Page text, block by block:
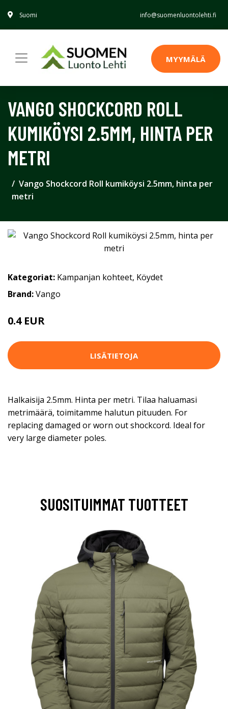
Suomi info@suomenluontolehti.fi
MYYMÄLÄ
VANGO SHOCKCORD ROLL
KUMIKÖYSI 2.5MM, HINTA PER
METRI
Vango Shockcord Roll kumiköysi 2.5mm, hinta per
metri
Kategoriat: Kampanjan kohteet, Köydet
Brand:Vango
0.4 EUR
LISÄTIETOJA
Halkaisija 2.5mm. Hinta per metri. Tilaa haluamasi
metrimäärä, toimitamme halutun pituuden. For
replacing damaged or worn out shockcord. Ideal for
very large diameter poles.
SUOSITUIMMAT TUOTTEET